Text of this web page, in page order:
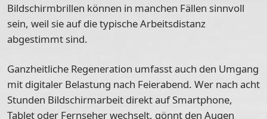
Bildschirmbrillen können in manchen Fällen sinnvoll
sein, weil sie auf die typische Arbeitsdistanz
abgestimmt sind.
Ganzheitliche Regeneration umfasst auch den Umgang
mit digitaler Belastung nach Feierabend. Wer nach acht
Stunden Bildschirmarbeit direkt auf Smartphone,
Tablet oder Fernseher wechselt, gönnt den Augen